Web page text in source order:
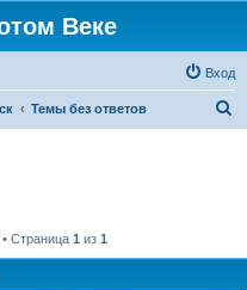
Веке
Вход
Темы без ответов
Страница 1 из 1